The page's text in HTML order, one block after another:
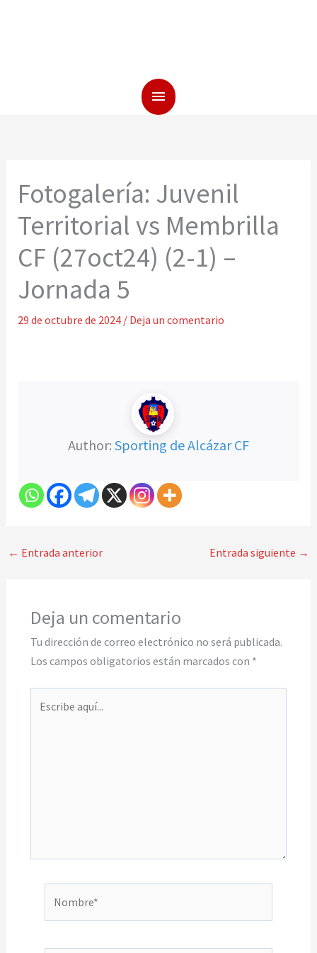
Fotogalería: Juvenil
Territorial vs Membrilla
CF (27oct24) (2-1) –
Jornada 5
29 de octubre de 2024 / Deja un comentario
Author: Sporting de Alcázar CF
← Entrada anterior Entrada siguiente →
Deja un comentario
Tu dirección de correo electrónico no será publicada.
Los campos obligatorios están marcados con *
aquí...